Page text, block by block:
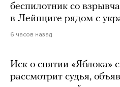
беспилотник со
в Лейпциге рядом с
6 часов назад
Иск о снятии «Яблока»
рассмотрит судья,